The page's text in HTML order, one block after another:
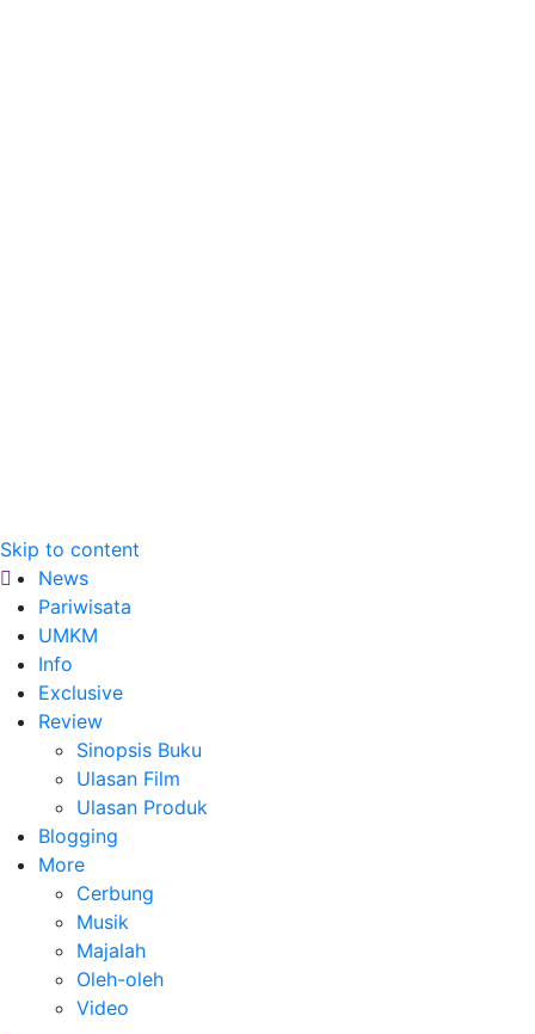
Skip to content
News
Pariwisata
UMKM
Info
Exclusive
Review
Sinopsis Buku
Ulasan Film
Ulasan Produk
Blogging
More
Cerbung
Musik
Majalah
Oleh-oleh
Video